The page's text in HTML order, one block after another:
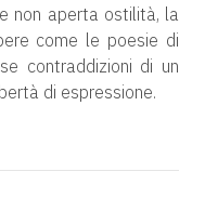
non aperta ostilità, la
come le poesie di
contraddizioni di un
di espressione.